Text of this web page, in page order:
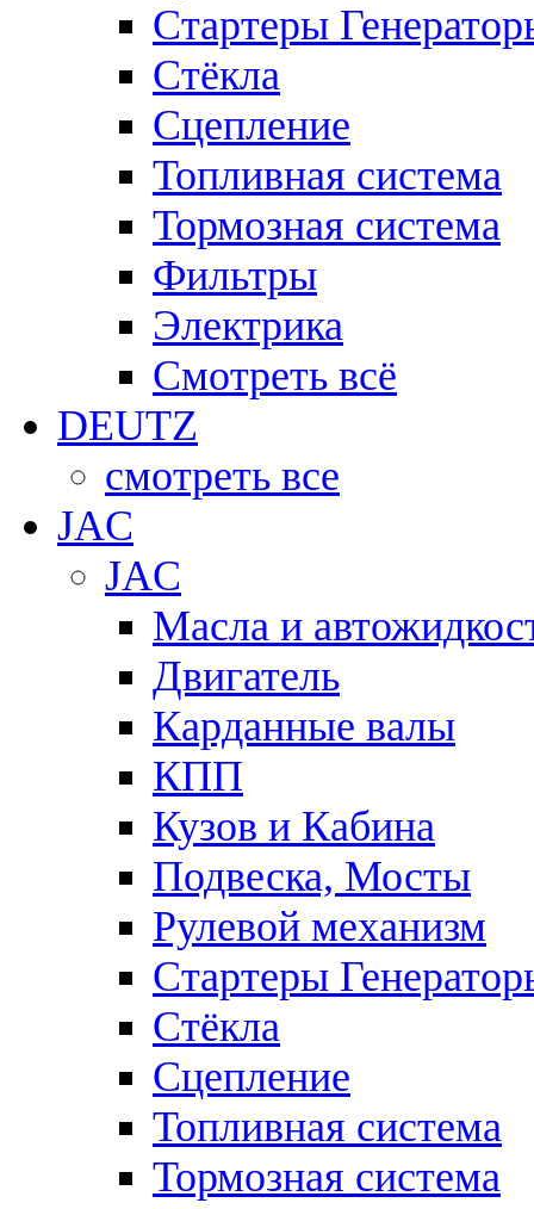
Стартеры
Стёкла
Сцепление
Топливная система
Тормозная система
Фильтры
Электрика
Смотреть всё
DEUTZ
смотреть все
JAC
JAC
Масла и
Двигатель
Карданные валы
КПП
Кузов и Кабина
Подвеска, Мосты
Рулевой механизм
Стартеры
Стёкла
Сцепление
Топливная система
Тормозная система